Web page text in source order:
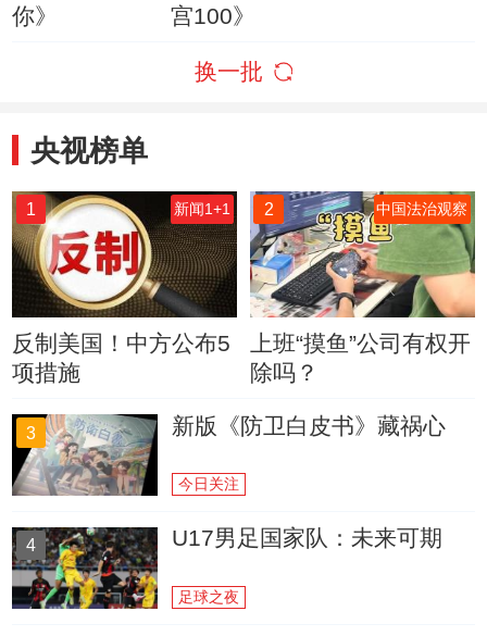
你》
宫100》
换一批
央视榜单
1 新闻1+1
反制美国！中方公布5
项措施
2 中国法治观察
上班“摸鱼”公司有权开
除吗？
3 新版《防卫白皮书》藏祸心
今日关注
4 U17男足国家队：未来可期
足球之夜